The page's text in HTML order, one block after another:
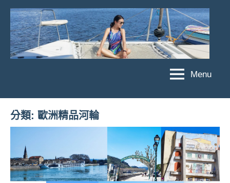
Skip
content
菲
亞
JEFFIA
FANG
亞
娃
團、
主
Menu
分類: 歐洲精品河輪